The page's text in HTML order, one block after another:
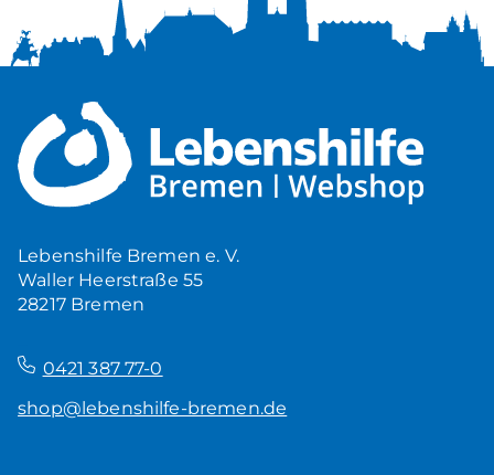
Lebenshilfe Bremen e. V.
Waller Heerstraße 55
28217 Bremen
0421 387 77-0
shop@lebenshilfe-bremen.de